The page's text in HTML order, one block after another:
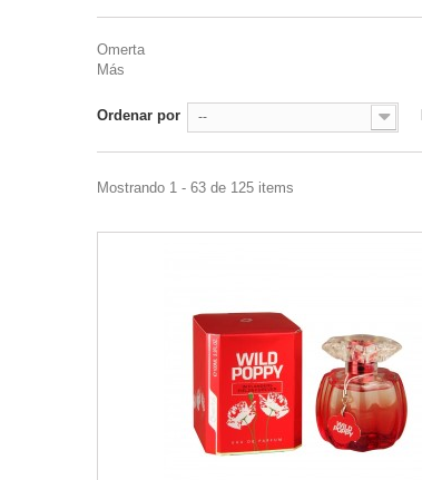
Omerta
Más
Ordenar por --
Mostrando 1 - 63 de 125 items